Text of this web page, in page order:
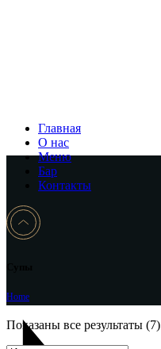
Главная
О нас
Меню
Бар
Контакты
Home
Показаны все результаты (7)